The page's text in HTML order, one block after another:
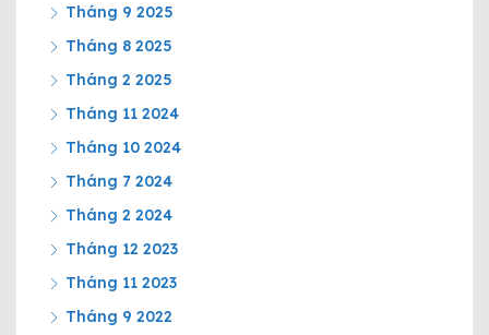
Tháng 9 2025
Tháng 8 2025
Tháng 2 2025
Tháng 11 2024
Tháng 10 2024
Tháng 7 2024
Tháng 2 2024
Tháng 12 2023
Tháng 11 2023
Tháng 9 2022